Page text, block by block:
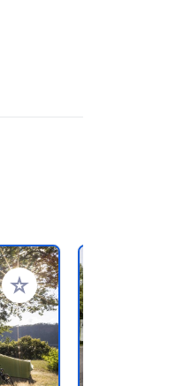
Voeg toe aan je favorieten